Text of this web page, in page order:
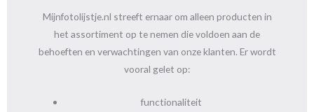
Mijnfotolijstje.nl streeft ernaar om alleen producten in
het assortiment op te nemen die voldoen aan de
behoeften en verwachtingen van onze klanten. Er wordt
vooral gelet op:
functionaliteit